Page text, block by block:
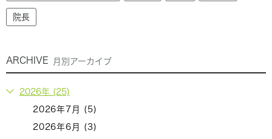
院長
ARCHIVE 月別アーカイブ
2026年 (25)
2026年7月 (5)
2026年6月 (3)